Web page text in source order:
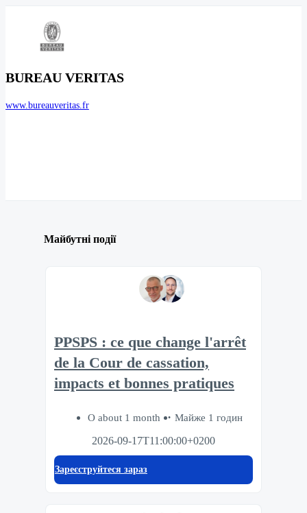
BUREAU VERITAS
www.bureauveritas.fr
Майбутні події
PPSPS : ce que change l'arrêt
de la Cour de cassation,
impacts et bonnes pratiques
О about 1 month
Майже 1 годин
2026-09-17T11:00:00+0200
Зареєструйтеся зараз